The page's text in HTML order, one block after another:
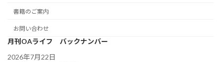
書籍のご案内
お問い合わせ
月刊OAライフ バックナンバー
2026年7月22日